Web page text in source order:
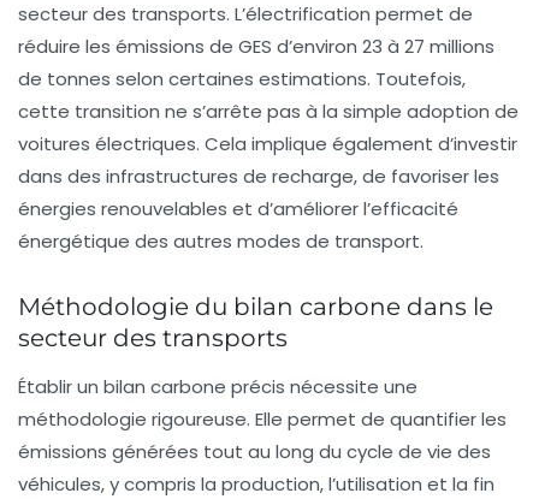
secteur des transports. L’électrification permet de
réduire les émissions de GES d’environ 23 à 27 millions
de tonnes selon certaines estimations. Toutefois,
cette transition ne s’arrête pas à la simple adoption de
voitures électriques. Cela implique également d’investir
dans des infrastructures de recharge, de favoriser les
énergies renouvelables et d’améliorer l’efficacité
énergétique des autres modes de transport.
Méthodologie du bilan carbone dans le
secteur des transports
Établir un bilan carbone précis nécessite une
méthodologie rigoureuse. Elle permet de quantifier les
émissions générées tout au long du cycle de vie des
véhicules, y compris la production, l’utilisation et la fin